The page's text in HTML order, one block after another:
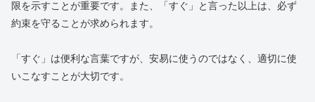
限を示すことが重要です。また、「すぐ」と言った以上は、必ず
約束を守ることが求められます。
「すぐ」は便利な言葉ですが、安易に使うのではなく、適切に使
いこなすことが大切です。